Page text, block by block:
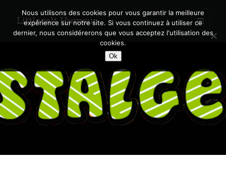
Littlecelt Humeur
open
primary
menu
Sidebar
Nous utilisons des cookies pour vous garantir la meilleure
expérience sur notre site. Si vous continuez à utiliser ce
dernier, nous considérerons que vous acceptez l'utilisation des
cookies.
Ok